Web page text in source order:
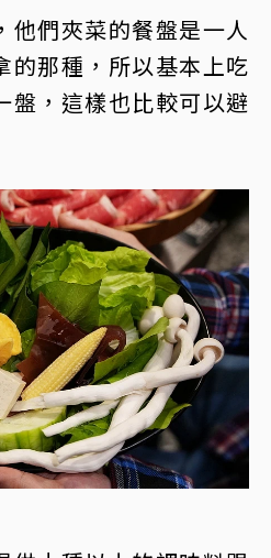
他們夾菜的餐盤是一人
的那種，所以基本上吃
盤，這樣也比較可以避